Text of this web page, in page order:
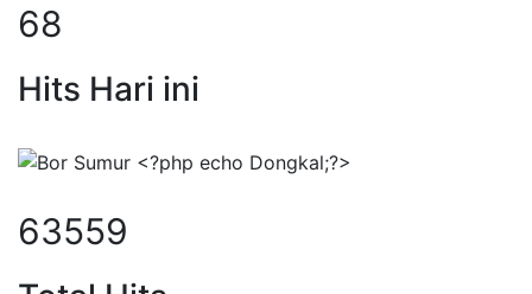
87
Hits Hari ini
82548